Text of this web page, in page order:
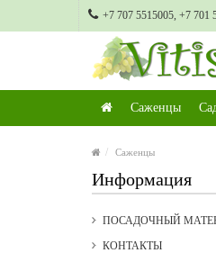
+7 707 5515005, +7 701
Саженцы
Саженцы
Информация
ПОСАДОЧНЫЙ
КОНТАКТЫ